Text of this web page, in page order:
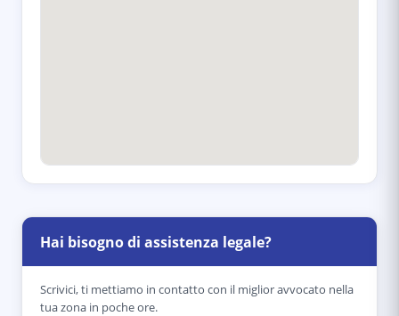
Hai bisogno di assistenza legale?
Scrivici, ti mettiamo in contatto con il miglior avvocato nella
tua zona in poche ore.